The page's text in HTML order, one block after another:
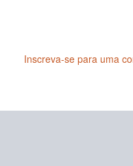
Inscreva-se para uma